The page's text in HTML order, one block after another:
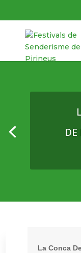
La Conca